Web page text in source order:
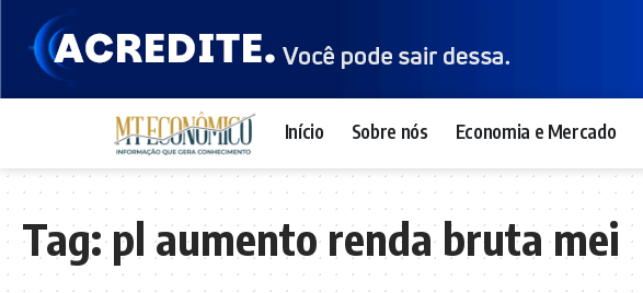
Início Sobre nós Economia e Mercado
Tag:pl aumento renda bruta mei